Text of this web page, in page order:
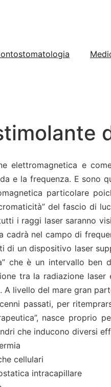
elettromagnetica e
e la frequenza. E
particolare
del fascio di
i raggi laser saranno
cadrà nel campo di
di un dispositivo laser
che è un intervallo
tra la radiazione
A livello del mare gran
passati, per
nasce
che inducono diversi
cellulari
intracapillare